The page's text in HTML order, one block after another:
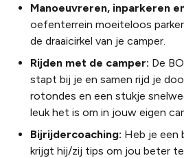
Manoeuvreren, inparkeren
oefenterrein moeiteloos
de draaicirkel van je camper.
Rijden met de camper: De
stapt bij je en samen rijd je
rotondes en een stukje
leuk het is om in jouw eigen
Bijrijdercoaching: Heb je een
krijgt hij/zij tips om jou beter